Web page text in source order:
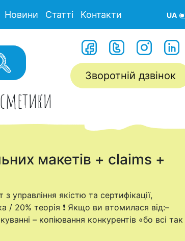
Новини Статті Контакти UA
Зворотній дзвінок
макетів + claims +
якістю та сертифікації,
/ 20% теорія ❗️ Якщо ви втомилася від:–
– копіювання конкурентів «бо всі так